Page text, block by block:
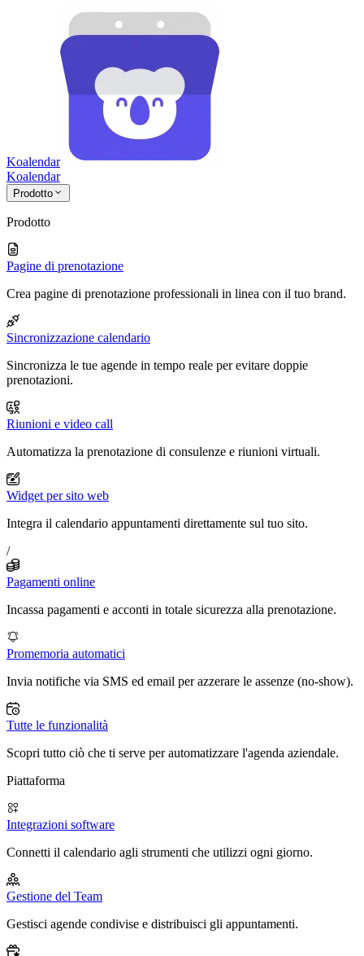
Koalendar
Koalendar
Prodotto
Prodotto
Pagine di prenotazione
Crea pagine di prenotazione professionali in linea con il tuo brand.
Sincronizzazione calendario
Sincronizza le tue agende in tempo reale per evitare doppie
prenotazioni.
Riunioni e video call
Automatizza la prenotazione di consulenze e riunioni virtuali.
Widget per sito web
Integra il calendario appuntamenti direttamente sul tuo sito.
/
Pagamenti online
Incassa pagamenti e acconti in totale sicurezza alla prenotazione.
Promemoria automatici
Invia notifiche via SMS ed email per azzerare le assenze (no-show).
Tutte le funzionalità
Scopri tutto ciò che ti serve per automatizzare l'agenda aziendale.
Piattaforma
Integrazioni software
Connetti il calendario agli strumenti che utilizzi ogni giorno.
Gestione del Team
Gestisci agende condivise e distribuisci gli appuntamenti.